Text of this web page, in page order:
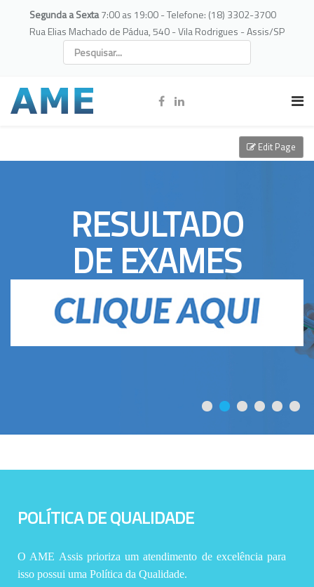
Segunda a Sexta7:00 as 19:00 - Telefone: (18) 3302-3700
Rua Elias Machado de Pádua, 540 - Vila Rodrigues - Assis/SP
RESULTADO
DE EXAMES
POLÍTICA DE QUALIDADE
O AME Assis prioriza um atendimento de excelência para
isso possui uma Política da Qualidade.
Edit Page